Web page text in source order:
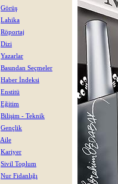
Görüş
Lahika
Röportaj
Dizi
Yazarlar
Basından Seçmeler
Haber İndeksi
Enstitü
Eğitim
Bilişim - Teknik
Gençlik
Aile
Kariyer
Sivil Toplum
Nur Fidanlığı